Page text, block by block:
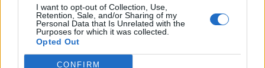
I want to opt-out of Collection, Use,
Retention, Sale, and/or Sharing of my
Personal Data that Is Unrelated with the
Purposes for which it was collected.
Opted Out
CONFIRM
França volta a evacuar milhares de
pessoas devido a incêndio de grandes